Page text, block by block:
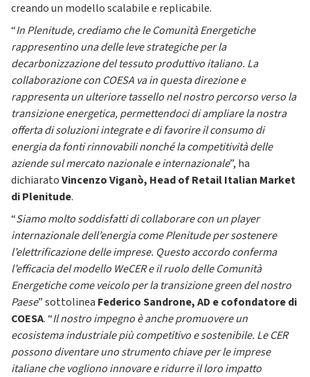
creando un modello scalabile e replicabile.
“In Plenitude, crediamo che le Comunità Energetiche
rappresentino una delle leve strategiche per la
decarbonizzazione del tessuto produttivo italiano. La
collaborazione con COESA va in questa direzione e
rappresenta un ulteriore tassello nel nostro percorso verso la
transizione energetica, permettendoci di ampliare la nostra
offerta di soluzioni integrate e di favorire il consumo di
energia da fonti rinnovabili nonché la competitività delle
aziende sul mercato nazionale e internazionale”, ha
dichiaratoVincenzo Viganò, Head of Retail Italian Market
di Plenitude.
“Siamo molto soddisfatti di collaborare con un player
internazionale dell’energia come Plenitude per sostenere
l’elettrificazione delle imprese. Questo accordo conferma
l’efficacia del modello WeCER e il ruolo delle Comunità
Energetiche come veicolo per la transizione green del nostro
Paese” sottolinea Federico Sandrone, AD e cofondatore di
COESA. “Il nostro impegno è anche promuovere un
ecosistema industriale più competitivo e sostenibile. Le CER
possono diventare uno strumento chiave per le imprese
italiane che vogliono innovare e ridurre il loro impatto